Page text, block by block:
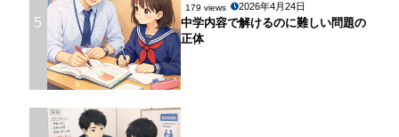
5
179 views 2026年4月24日
中学内容で解けるのに難しい問題の
正体